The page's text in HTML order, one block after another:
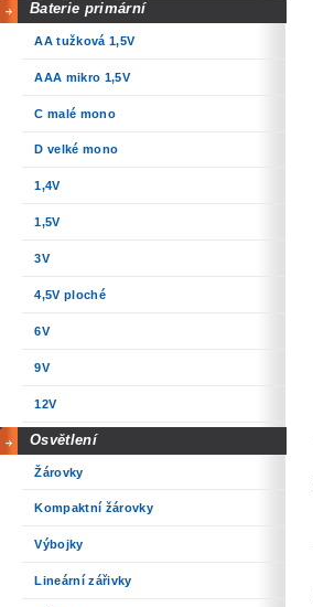
Baterie primární
AA tužková 1,5V
AAA mikro 1,5V
C malé mono
D velké mono
1,4V
1,5V
3V
4,5V ploché
6V
9V
12V
Osvětlení
Žárovky
Kompaktní žárovky
Výbojky
Lineární zářivky